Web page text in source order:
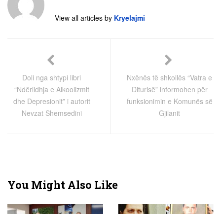
View all articles by Kryelajmi
Doli nga shtypi libri
“Ndërlidhja e Alkoolizmit
dhe Depresionit” i autorit
Nevzat Shemsedini
Nxënës të shkollës “Vatra e
Diturisë” informohen për
funksionimin e Komunës së
Gjilanit
You Might Also Like